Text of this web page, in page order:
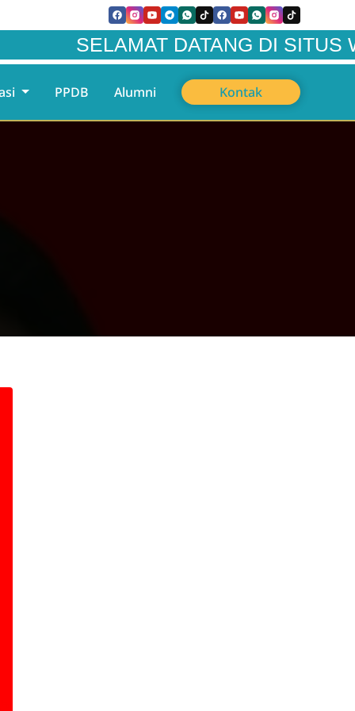
SELAMAT DATANG DI SITUS
PPDB Alumni Kontak